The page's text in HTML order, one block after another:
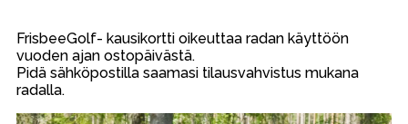
FrisbeeGolf- kausikortti oikeuttaa radan käyttöön
vuoden ajan ostopäivästä.
Pidä sähköpostilla saamasi tilausvahvistus mukana
radalla.